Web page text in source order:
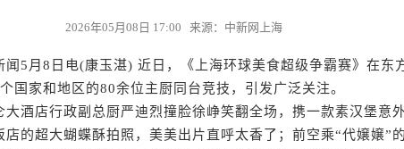
2026年05月08日 17:00 来源：中新网上海
月8日电(康玉湛) 近日，《上海环球美食超级争霸赛》在东
国家和地区的80余位主厨同台竞技，引发广泛关注。
店行政副总厨严迪烈撞脸徐峥笑翻全场，携一款素汉堡意外
店的超大蝴蝶酥拍照，美美出片直呼太香了；前空乘“代嬢嬢”